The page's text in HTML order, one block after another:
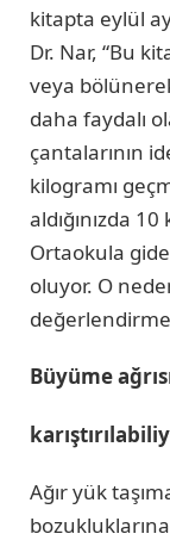
kitapta eylül
Dr. Nar, “Bu
veya
daha faydalı
çantalarının
kilogramı
aldığınızda
Ortaokula
oluyor. O
Büyüme
Ağır yük